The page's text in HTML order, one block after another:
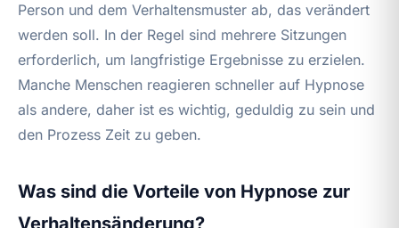
Person und dem Verhaltensmuster ab, das verändert
werden soll. In der Regel sind mehrere Sitzungen
erforderlich, um langfristige Ergebnisse zu erzielen.
Manche Menschen reagieren schneller auf Hypnose
als andere, daher ist es wichtig, geduldig zu sein und
den Prozess Zeit zu geben.
Was sind die Vorteile von Hypnose zur
Verhaltensänderung?